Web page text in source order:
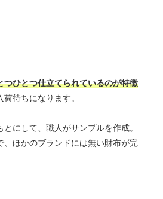
つひとつ仕立てられているのが特徴
待ちになります。
にして、職人がサンプルを作成。
ほかのブランドには無い財布が完